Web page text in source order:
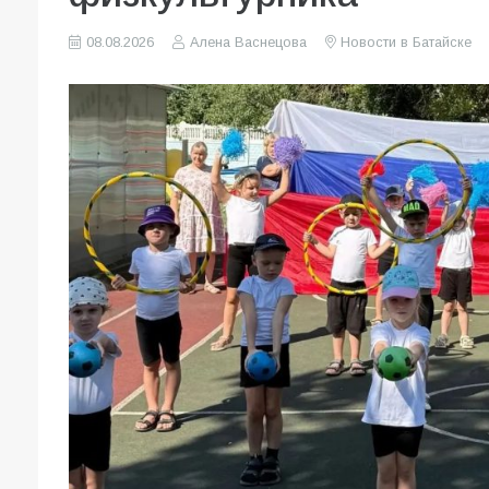
08.08.2026 Алена Васнецова Новости в Батайске